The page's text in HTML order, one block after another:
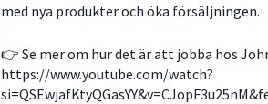
med nya produkter och öka försäljningen.
👉 Se mer om hur det är att jobba hos
https://www.youtube.com/watch?